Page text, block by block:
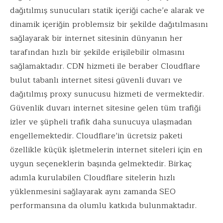
o
o
k
r dI
n
A
p
p
dağıtılmış sunucuları statik içeriği cache’e alarak ve
dinamik içeriğin problemsiz bir şekilde dağıtılmasını
sağlayarak bir internet sitesinin dünyanın her
tarafından hızlı bir şekilde erişilebilir olmasını
sağlamaktadır. CDN hizmeti ile beraber Cloudflare
bulut tabanlı internet sitesi güvenli duvarı ve
dağıtılmış proxy sunucusu hizmeti de vermektedir.
Güvenlik duvarı internet sitesine gelen tüm trafiği
izler ve şüpheli trafik daha sunucuya ulaşmadan
engellemektedir. Cloudflare’in ücretsiz paketi
özellikle küçük işletmelerin internet siteleri için en
uygun seçeneklerin başında gelmektedir. Birkaç
adımla kurulabilen Cloudflare sitelerin hızlı
yüklenmesini sağlayarak aynı zamanda SEO
performansına da olumlu katkıda bulunmaktadır.